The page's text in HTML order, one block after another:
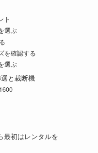
ト
選ぶ
を確認する
選ぶ
と裁断機
最初はレンタルを